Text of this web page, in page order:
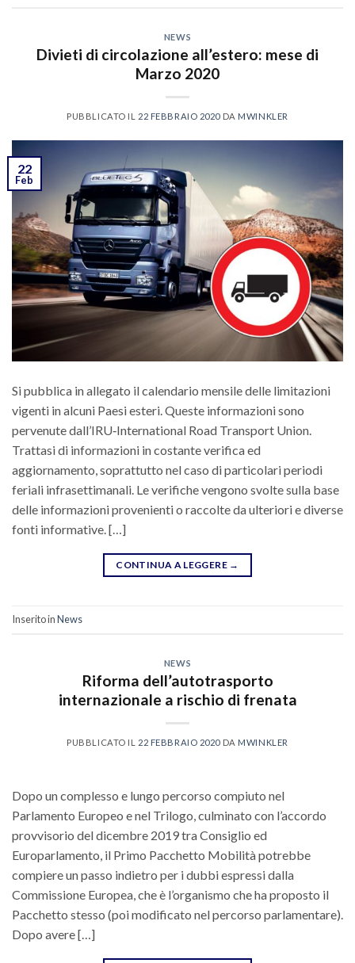
NEWS
Divieti di circolazione all’estero: mese di
Marzo 2020
PUBBLICATO IL 22 FEBBRAIO 2020 DA MWINKLER
22
Feb
Si pubblica in allegato il calendario mensile delle limitazioni
vigenti in alcuni Paesi esteri. Queste informazioni sono
pervenute dall’IRU‐International Road Transport Union.
Trattasi di informazioni in costante verifica ed
aggiornamento, soprattutto nel caso di particolari periodi
feriali infrasettimanali. Le verifiche vengono svolte sulla base
delle informazioni provenienti o raccolte da ulteriori e diverse
fonti informative. […]
CONTINUA A LEGGERE →
Inserito inNews
NEWS
Riforma dell’autotrasporto
internazionale a rischio di frenata
PUBBLICATO IL 22 FEBBRAIO 2020 DA MWINKLER
Dopo un complesso e lungo percorso compiuto nel
Parlamento Europeo e nel Trilogo, culminato con l’accordo
provvisorio del dicembre 2019 tra Consiglio ed
Europarlamento, il Primo Pacchetto Mobilità potrebbe
compiere un passo indietro per i dubbi espressi dalla
Commissione Europea, che è l’organismo che ha proposto il
Pacchetto stesso (poi modificato nel percorso parlamentare).
Dopo avere […]